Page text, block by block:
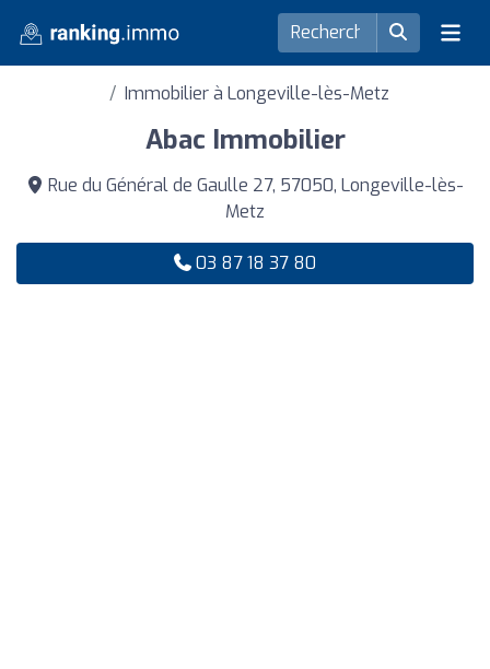
Immobilier à Longeville-lès-Metz
Abac Immobilier
Rue du Général de Gaulle 27, 57050, Longeville-lès-
Metz
03 87 18 37 80